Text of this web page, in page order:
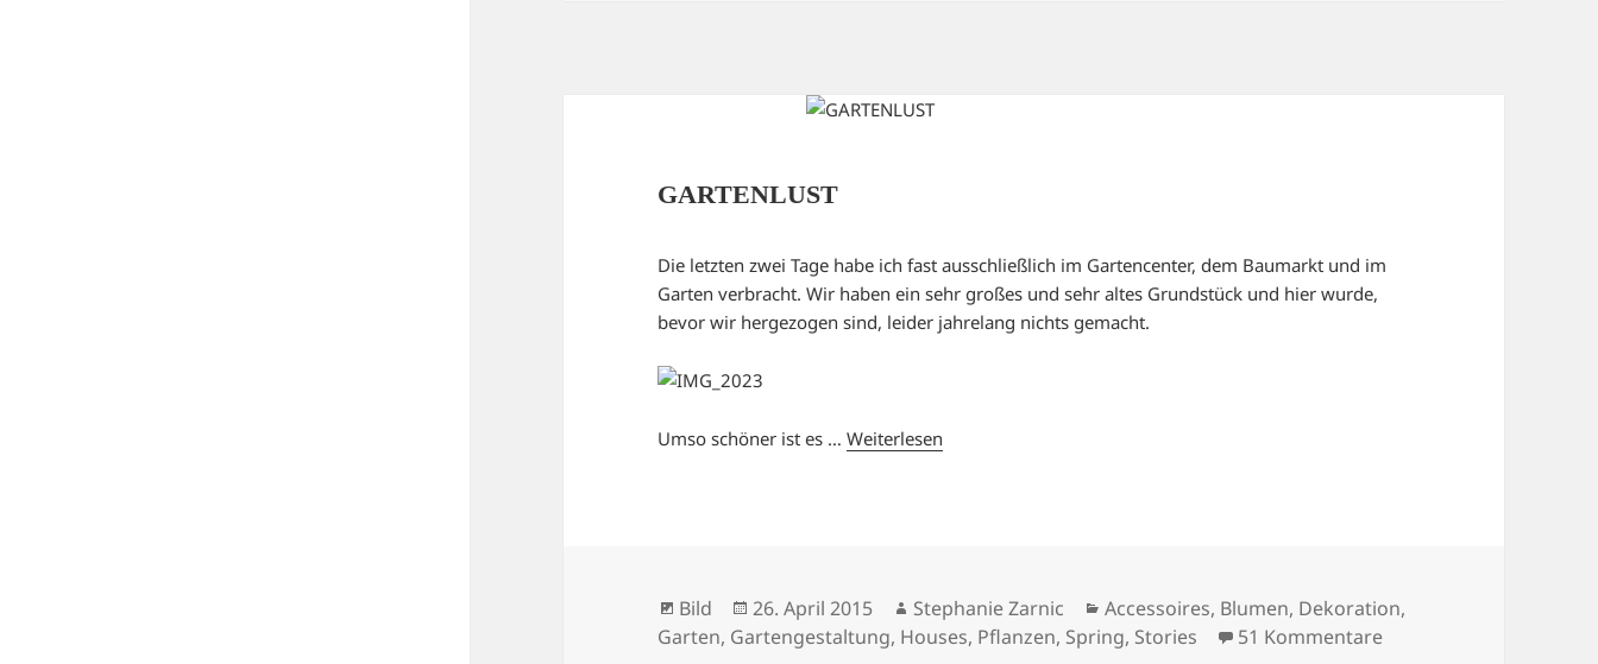
GARTENLUST
Die letzten zwei Tage habe ich fast ausschließlich im Gartencenter, dem Baumarkt und im
Garten verbracht. Wir haben ein sehr großes und sehr altes Grundstück und hier wurde,
bevor wir hergezogen sind, leider jahrelang nichts gemacht.
Umso schöner ist es …Weiterlesen
Format
Bild
Veröffentlicht
am
26. April 2015 Autor
Stephanie Zarnic Kategorien
Accessoires, Blumen, Dekoration,
Garten, Gartengestaltung, Houses, Pflanzen, Spring, Stories 51 Kommentarezu GARTENLUST